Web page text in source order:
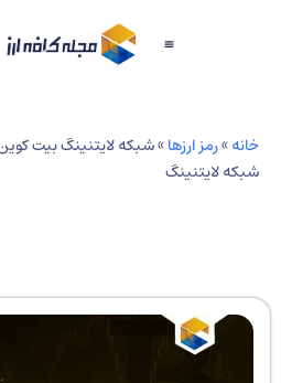
»رمز ارزها»شبکه لایتنینگ بیت کوین
لایتنینگ